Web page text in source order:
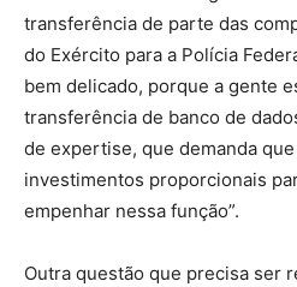
transferência de parte das
do Exército para a Polícia
bem delicado, porque a gente
transferência de banco de
de expertise, que demanda
investimentos proporcionais
empenhar nessa função”.
Outra questão que precisa ser